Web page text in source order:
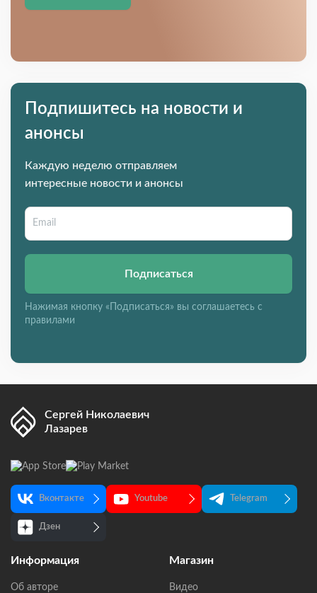
Подпишитесь на новости и
анонсы
Каждую неделю отправляем
интересные новости и анонсы
Подписаться
Нажимая кнопку «Подписаться» вы соглашаетесь с
правилами
Сергей Николаевич
Лазарев
Вконтакте Youtube Telegram
Дзен
Информация
Об авторе
Магазин
Видео